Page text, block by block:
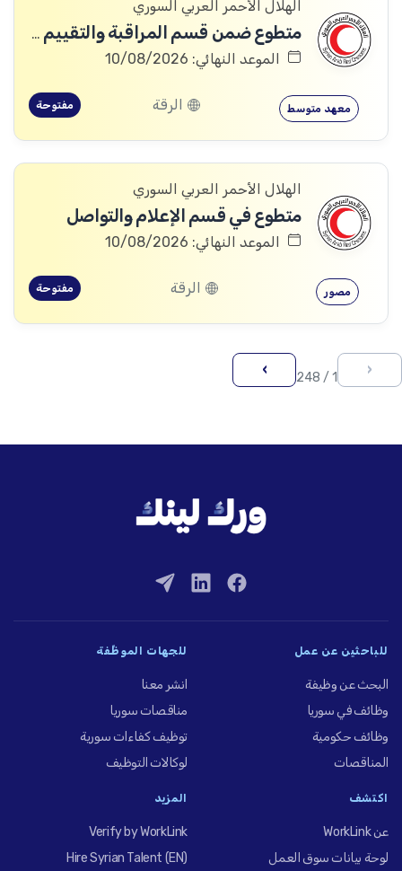
الهلال الأحمر العربي السوري
متطوع ضمن قسم المراقبة والتقييم والتعلم (MEAL)
الموعد النهائي: 10/08/2026
معهد متوسط الرقة مفتوحة
الهلال الأحمر العربي السوري
متطوع في قسم الإعلام والتواصل
الموعد النهائي: 10/08/2026
مصور الرقة مفتوحة
‹
1 / 248
›
للباحثين عن عمل
البحث عن وظيفة
وظائف في سوريا
وظائف حكومية
المناقصات
للجهات الموظِّفة
انشر معنا
مناقصات سوريا
توظيف كفاءات سورية
لوكالات التوظيف
اكتشف
عن WorkLink
لوحة بيانات سوق العمل
المزيد
Verify by WorkLink
Hire Syrian Talent (EN)